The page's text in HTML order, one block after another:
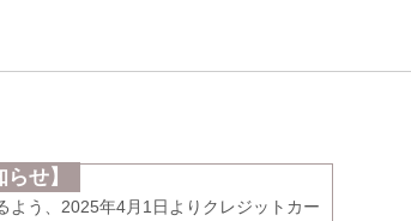
せ】
よう、2025年4月1日よりクレジットカー